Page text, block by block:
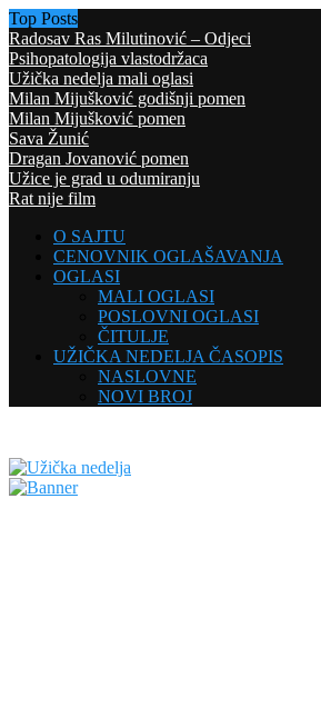
Top Posts
Radosav Ras Milutinović – Odjeci
Psihopatologija vlastodržaca
Užička nedelja mali oglasi
Milan Mijušković godišnji pomen
Milan Mijušković pomen
Sava Žunić
Dragan Jovanović pomen
Užice je grad u odumiranju
Rat nije film
O SAJTU
CENOVNIK OGLAŠAVANJA
OGLASI
MALI OGLASI
POSLOVNI OGLASI
ČITULJE
UŽIČKA NEDELJA ČASOPIS
NASLOVNE
NOVI BROJ